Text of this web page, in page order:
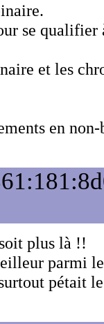
se qualifier
et les
en
plus là !!
parmi
pétait